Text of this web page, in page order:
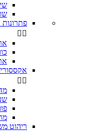
פתרונות
 
 
ריהוט